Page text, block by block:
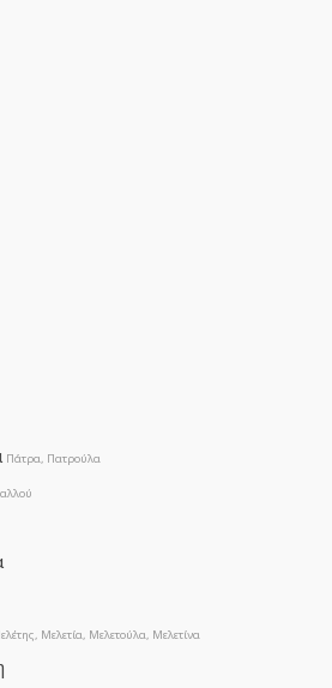
Πάτρα, Πατρούλα
Μελετία, Μελετούλα, Μελετίνα